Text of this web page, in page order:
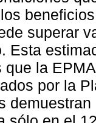
superar
Esta
que la
por la